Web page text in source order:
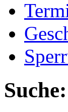
Suche: